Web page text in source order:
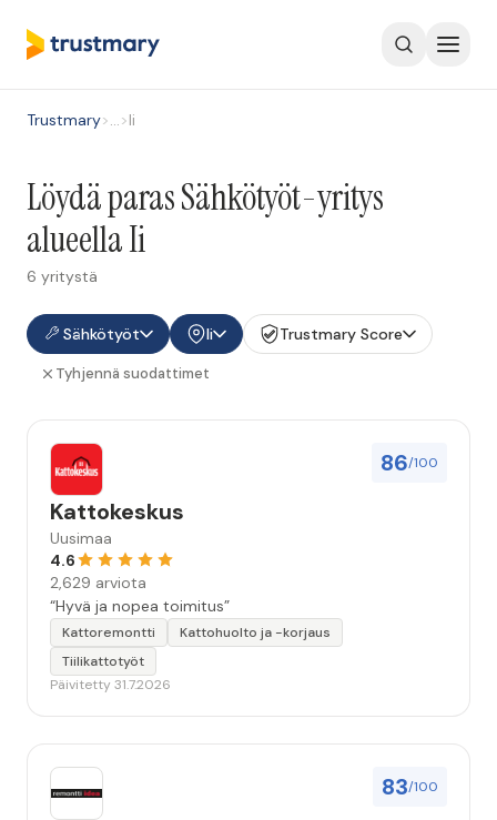
Trustmary>…>Ii
Löydä paras Sähkötyöt-yritys
alueella Ii
6 yritystä
Sähkötyöt Ii Trustmary Score
Tyhjennä suodattimet
86/100
Kattokeskus
Uusimaa
4.6
2,629 arviota
“Hyvä ja nopea toimitus”
Kattoremontti
Kattohuolto ja -korjaus
Tiilikattotyöt
Päivitetty 31.7.2026
83/100